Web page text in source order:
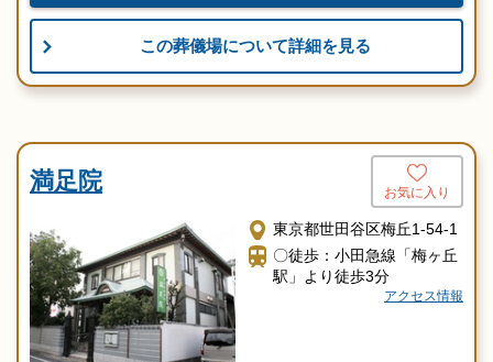
この葬儀場について詳細を見る
満足院 お気に入り
東京都世田谷区梅丘1-54-1
〇徒歩：小田急線「梅ヶ丘
駅」より徒歩3分
アクセス情報